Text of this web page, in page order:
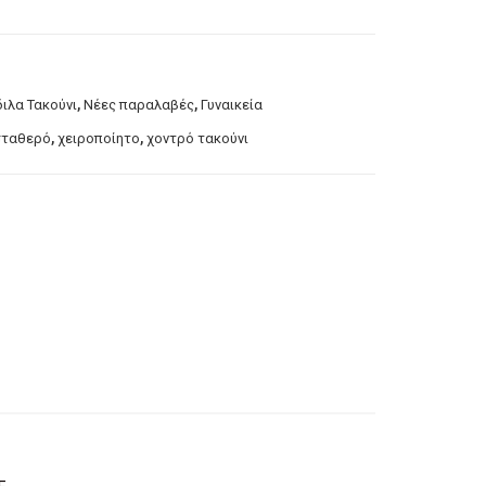
Τακούνι, Νέες παραλαβές, Γυναικεία
, χειροποίητο, χοντρό τακούνι